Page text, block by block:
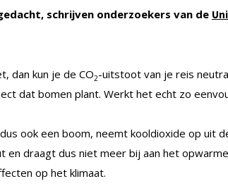
schrijven onderzoekers van de
dan kun je de CO2-uitstoot van je reis
dat bomen plant. Werkt het echt zo
ook een boom, neemt kooldioxide op uit
en draagt dus niet meer bij aan het
op het klimaat.